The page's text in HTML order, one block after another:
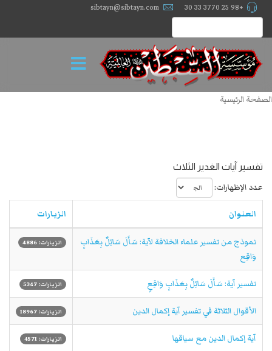
+98 25 3770 33 30
sibtayn@sibtayn.com
الصفحة الرئيسية
تفسير آيات الغدير الثلاث
عدد الإظهارات:
العنوان الزيارات
نموذج من تفسير علماء الخلافة لآية: سَأَلَ سَائِلٌ بِعَذَابٍ
وَاقِع
الزيارات: 4886
تفسير آية: سَأَلَ سَائِلٌ بِعَذَابٍ وَاقِعٍ الزيارات: 5347
الأقوال الثلاثة في تفسير آية إكمال الدين الزيارات: 18967
آية إكمال الدين مع سياقها الزيارات: 4571